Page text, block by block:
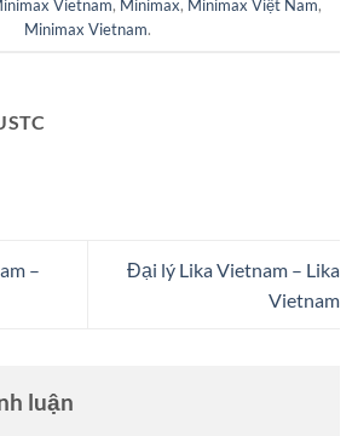
Vietnam, Minimax, Minimax Việt Nam,
Minimax Vietnam.
–
Đại lý Lika Vietnam – Lika
Vietnam
luận